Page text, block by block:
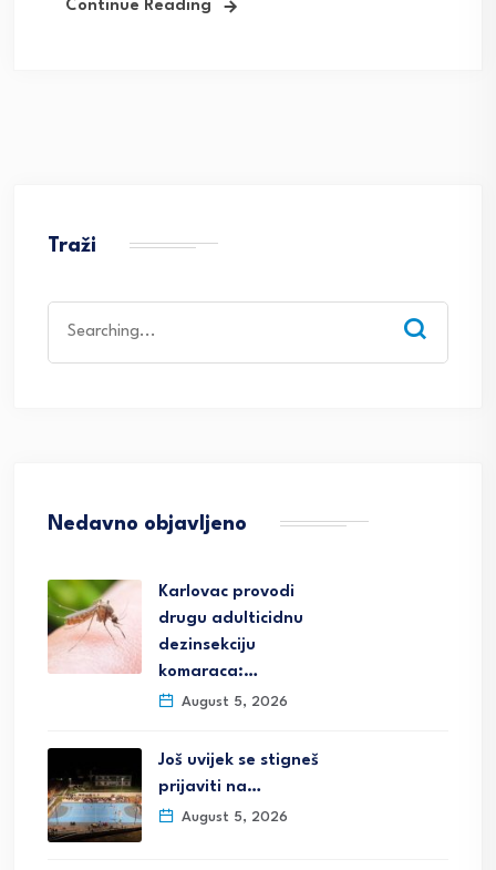
Continue Reading
Traži
for:
Nedavno objavljeno
Karlovac provodi
drugu adulticidnu
dezinsekciju
komaraca:…
August 5, 2026
Još uvijek se stigneš
prijaviti na…
August 5, 2026